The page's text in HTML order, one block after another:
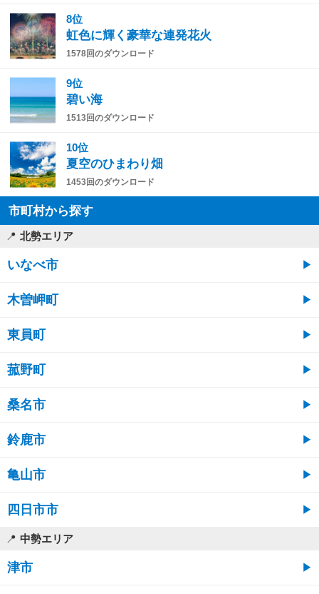
8位
虹色に輝く豪華な連発花火
1578回のダウンロード
9位
碧い海
1513回のダウンロード
10位
夏空のひまわり畑
1453回のダウンロード
市町村から探す
北勢エリア
いなべ市
木曽岬町
東員町
菰野町
桑名市
鈴鹿市
亀山市
四日市市
中勢エリア
津市